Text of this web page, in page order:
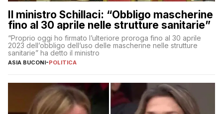
Il ministro Schillaci: “Obbligo mascherine
fino al 30 aprile nelle strutture sanitarie”
“Proprio oggi ho firmato l’ulteriore proroga fino al 30 aprile
2023 dell’obbligo dell’uso delle mascherine nelle strutture
sanitarie” ha detto il ministro
ASIA BUCONI-POLITICA